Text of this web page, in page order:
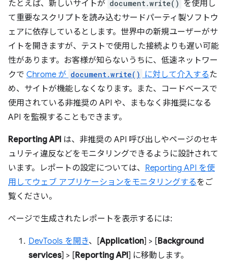
たとえば、新しいサイトが document.write() を使用し
て重要なスクリプトを読み込むサードパーティ製ソフトウ
ェアに依存しているとします。世界中の新規ユーザーがサ
イトを開きますが、テストで使用した接続よりも遅い可能
性があります。お客様が知らないうちに、低速ネットワー
クで Chrome が document.write() に対して介入する た
め、サイトが機能しなくなります。また、コードベースで
使用されている非推奨の API や、まもなく非推奨になる
API を監視することもできます。
Reporting API は、非推奨の API 呼び出しやページのセキ
ュリティ違反などをモニタリングできるように設計されて
います。レポートの設定については、 Reporting API を使
用してウェブ アプリケーションをモニタリングするをご
覧ください。
ページで生成されたレポートを表示するには:
DevTools を開き、[Application] > [Background
services] > [Reporting API] に移動します。